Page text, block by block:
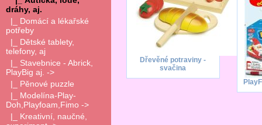
dráhy, aj.
|_ Domácí a lékařské
potřeby
|_ Dětské tablety,
telefony, aj
|_ Stavebnice - Abrick,
PlayBig aj. ->
|_ Pěnové puzzle
|_ Modelína-Play-
Doh,Playfoam,Fimo ->
|_ Kreativní, naučné,
Dřevěné potraviny -
svačina